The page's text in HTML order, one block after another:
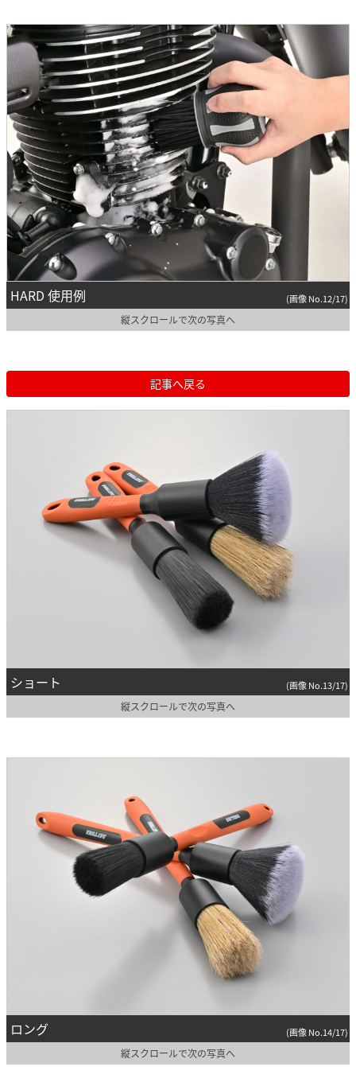
HARD 使用例 (画像 No.12/17)
縦スクロールで次の写真へ
記事へ戻る
ショート (画像 No.13/17)
縦スクロールで次の写真へ
ロング (画像 No.14/17)
縦スクロールで次の写真へ